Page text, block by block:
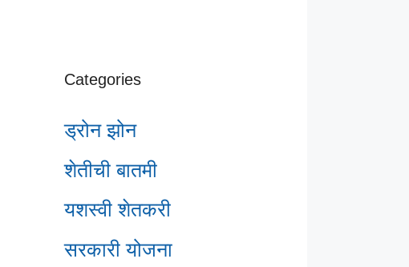
Categories
ड्रोन झोन
शेतीची बातमी
यशस्वी शेतकरी
सरकारी योजना